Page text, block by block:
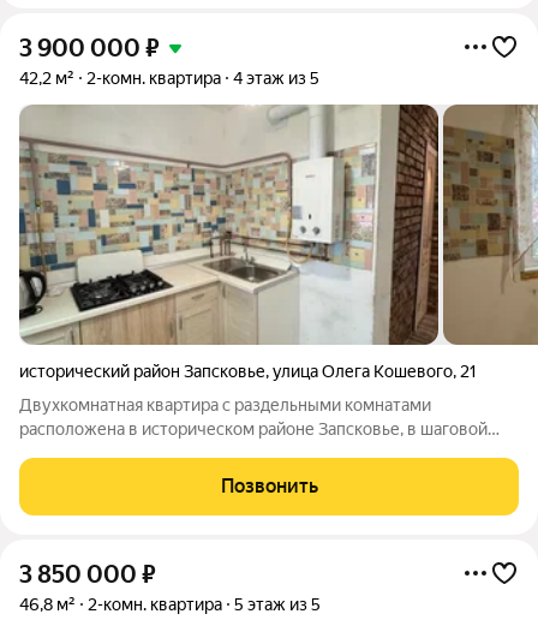
3 900 000 ₽
42,2 м² 2-комн. квартира 4 этаж из 5
исторический район Запсковье,улица Олега Кошевого, 21
Двухкомнатная квартира с раздельными комнатами
расположена в историческом районе Запсковье, в шаговой
Объект идеально подойдет для тех, кто ценит удобное
расположение, качественный ремонт и
Позвонить
3 850 000 ₽
46,8 м² 2-комн. квартира 5 этаж из 5